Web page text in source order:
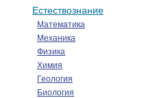
Естествознание
Математика
Механика
Физика
Химия
Геология
Биология